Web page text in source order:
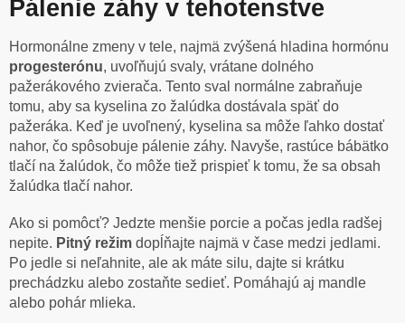
Pálenie záhy v tehotenstve
Hormonálne zmeny v tele, najmä zvýšená hladina hormónu
progesterónu, uvoľňujú svaly, vrátane dolného
pažerákového zvierača. Tento sval normálne zabraňuje
tomu, aby sa kyselina zo žalúdka dostávala späť do
pažeráka. Keď je uvoľnený, kyselina sa môže ľahko dostať
nahor, čo spôsobuje pálenie záhy. Navyše, rastúce bábätko
tlačí na žalúdok, čo môže tiež prispieť k tomu, že sa obsah
žalúdka tlačí nahor.
Ako si pomôcť? Jedzte menšie porcie a počas jedla radšej
nepite. Pitný režim dopĺňajte najmä v čase medzi jedlami.
Po jedle si neľahnite, ale ak máte silu, dajte si krátku
prechádzku alebo zostaňte sedieť. Pomáhajú aj mandle
alebo pohár mlieka.